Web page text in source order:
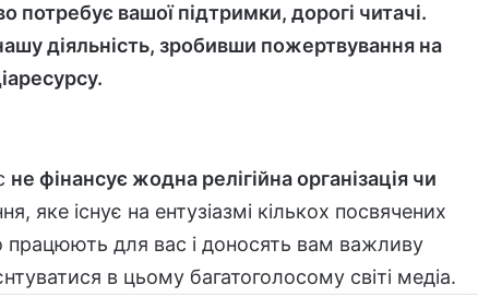
вашої підтримки, дорогі читачі.
діяльність, зробивши пожертвування на
не фінансує жодна релігійна організація чи
яке існує на ентузіазмі кількох посвячених
для вас і доносять вам важливу
в цьому багатоголосому світі медіа.